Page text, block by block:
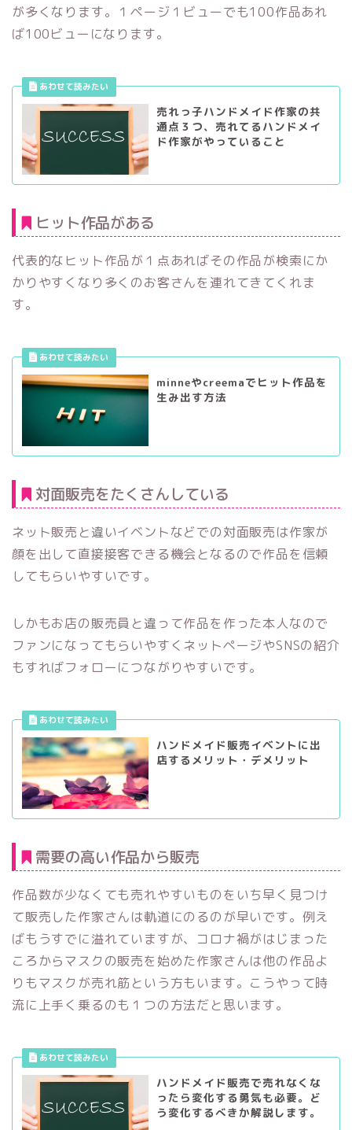
が多くなります。１ページ１ビューでも100作品あれ
ば100ビューになります。
売れっ子ハンドメイド作家の共
通点３つ、売れてるハンドメイ
ド作家がやっていること
ヒット作品がある
代表的なヒット作品が１点あればその作品が検索にか
かりやすくなり多くのお客さんを連れてきてくれま
す。
minneやcreemaでヒット作品を
生み出す方法
対面販売をたくさんしている
ネット販売と違いイベントなどでの対面販売は作家が
顔を出して直接接客できる機会となるので作品を信頼
してもらいやすいです。
しかもお店の販売員と違って作品を作った本人なので
ファンになってもらいやすくネットページやSNSの紹介
もすればフォローにつながりやすいです。
ハンドメイド販売イベントに出
店するメリット・デメリット
需要の高い作品から販売
作品数が少なくても売れやすいものをいち早く見つけ
て販売した作家さんは軌道にのるのが早いです。例え
ばもうすでに溢れていますが、コロナ禍がはじまった
ころからマスクの販売を始めた作家さんは他の作品よ
りもマスクが売れ筋という方もいます。こうやって時
流に上手く乗るのも１つの方法だと思います。
ハンドメイド販売で売れなくな
ったら変化する勇気も必要。ど
う変化するべきか解説します。